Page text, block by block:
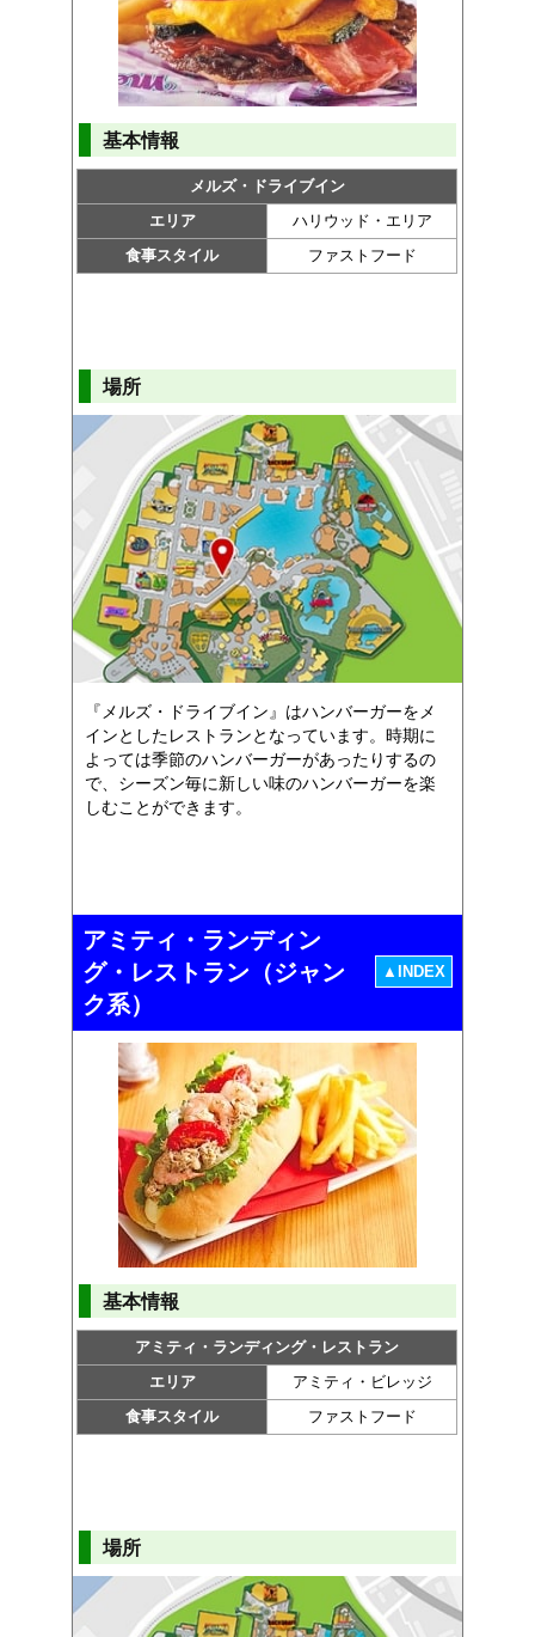
基本情報
メルズ・ドライブイン
エリア
ハリウッド・エリア
食事スタイル
ファストフード
場所
『メルズ・ドライブイン』はハンバーガーをメ
インとしたレストランとなっています。時期に
よっては季節のハンバーガーがあったりするの
で、シーズン毎に新しい味のハンバーガーを楽
しむことができます。
アミティ・ランディン
グ・レストラン（ジャン
ク系）
▲INDEX
基本情報
アミティ・ランディング・レストラン
エリア
アミティ・ビレッジ
食事スタイル
ファストフード
場所